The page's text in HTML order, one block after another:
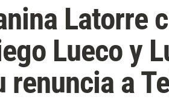
Latorre
Lueco y
renuncia a